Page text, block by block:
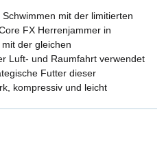
mit der limitierten
FX Herrenjammer in
der gleichen
Luft- und Raumfahrt verwendet
Futter dieser
kompressiv und leicht